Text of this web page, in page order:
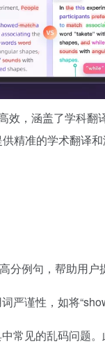
，涵盖了学科
精准的学术翻译
例句，帮助用
谨性，如将
见的乱码问题